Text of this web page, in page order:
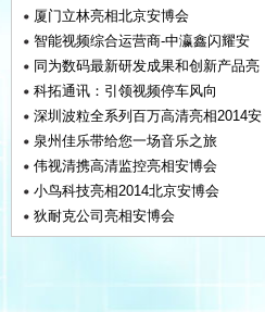
厦门立林亮相北京安博会
智能视频综合运营商-中瀛鑫闪耀安
同为数码最新研发成果和创新产品亮
科拓通讯：引领视频停车风向
深圳波粒全系列百万高清亮相2014安
泉州佳乐带给您一场音乐之旅
伟视清携高清监控亮相安博会
小鸟科技亮相2014北京安博会
狄耐克公司亮相安博会